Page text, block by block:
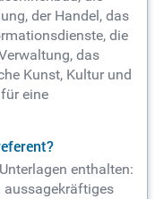
der Handel, das
die
das
Kunst, Kultur und
eine
enthalten:
aussagekräftiges